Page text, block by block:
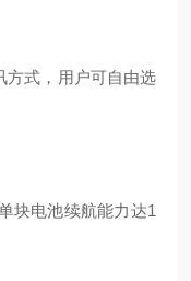
方式，用户可自由选
块电池续航能力达1